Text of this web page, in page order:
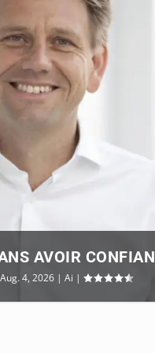
AVOIR
Aug. 4, 2026 |Ai |